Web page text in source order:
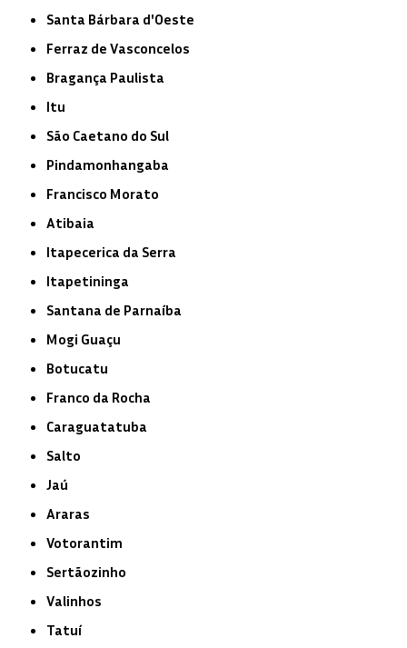
Santa Bárbara d'Oeste
Ferraz de Vasconcelos
Bragança Paulista
Itu
São Caetano do Sul
Pindamonhangaba
Francisco Morato
Atibaia
Itapecerica da Serra
Itapetininga
Santana de Parnaíba
Mogi Guaçu
Botucatu
Franco da Rocha
Caraguatatuba
Salto
Jaú
Araras
Votorantim
Sertãozinho
Valinhos
Tatuí